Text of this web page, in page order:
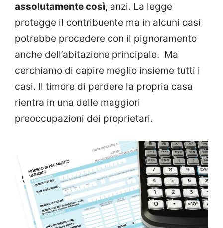
assolutamente così, anzi. La legge
protegge il contribuente ma in alcuni casi
potrebbe procedere con il pignoramento
anche dell’abitazione principale. Ma
cerchiamo di capire meglio insieme tutti i
casi. Il timore di perdere la propria casa
rientra in una delle maggiori
preoccupazioni dei proprietari.